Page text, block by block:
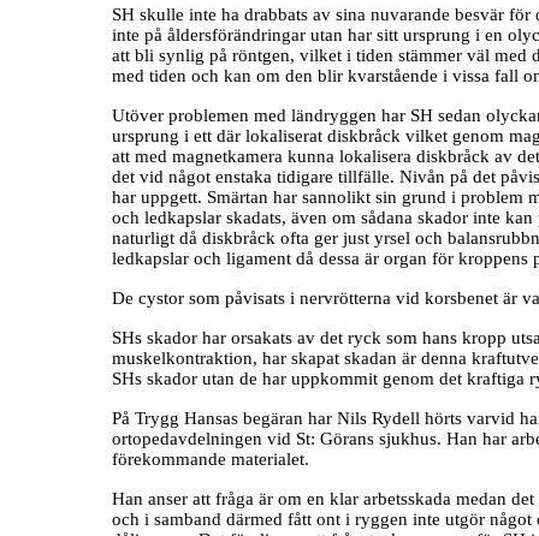
SH skulle inte ha drabbats av sina nuvarande besvär
inte på åldersförändringar utan har sitt ursprung i en
att bli synlig på röntgen, vilket i tiden stämmer väl med
med tiden och kan om den blir kvarstående i vissa fall
Utöver problemen med ländryggen har SH sedan
ursprung i ett där lokaliserat diskbråck vilket genom
att med magnetkamera kunna lokalisera diskbråck av
det vid något enstaka tidigare tillfälle. Nivån på det
har uppgett. Smärtan har sannolikt sin grund i problem
och ledkapslar skadats, även om sådana skador inte
naturligt då diskbråck ofta ger just yrsel och
ledkapslar och ligament då dessa är organ för kroppens
De cystor som påvisats i nervrötterna vid korsbenet är
SHs skador har orsakats av det ryck som hans kropp
muskelkontraktion, har skapat skadan är denna
SHs skador utan de har uppkommit genom det kraftiga
På Trygg Hansas begäran har Nils Rydell hörts varvid
ortopedavdelningen vid St: Görans sjukhus. Han har
förekommande materialet.
Han anser att fråga är om en klar arbetsskada medan
och i samband därmed fått ont i ryggen inte utgör